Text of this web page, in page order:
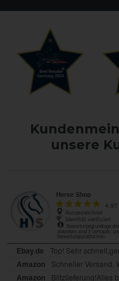
unsere